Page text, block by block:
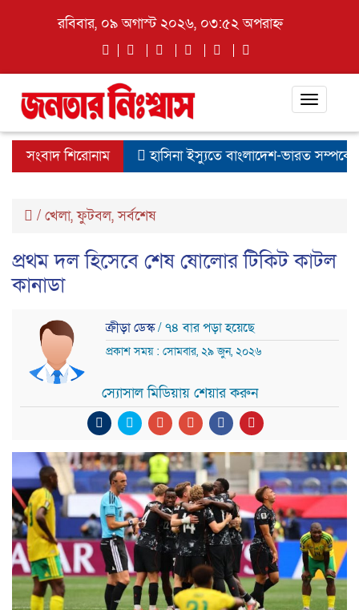
রবিবার, ০৯ অগাস্ট ২০২৬, ০৩:৫২ অপরাহ্ন
Toggle
সংবাদ শিরোনাম
হাসিনা ইস্যুতে বাংলাদেশ-ভারত সম্পর্কে
/ খেলা,ফুটবল,সর্বশেষ
প্রথম দল হিসেবে শেষ ষোলোর টিকিট কাটল
কানাডা
ক্রীড়া ডেস্ক/ ৭৪ বার পড়া হয়েছে
প্রকাশ সময় : সোমবার, ২৯ জুন, ২০২৬
স্যোসাল মিডিয়ায় শেয়ার করুন